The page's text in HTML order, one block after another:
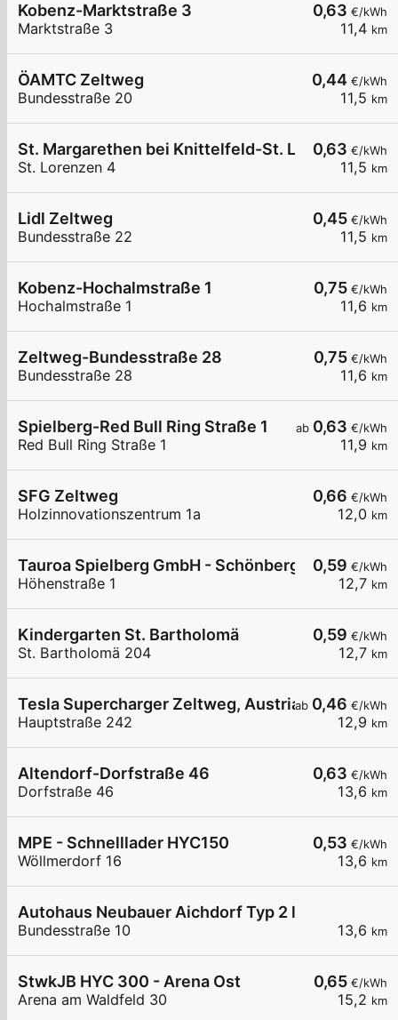
0,63 €/kWh
11,4 km
Kobenz-Marktstraße 3
Marktstraße 3
0,44 €/kWh
11,5 km
ÖAMTC Zeltweg
Bundesstraße 20
0,63 €/kWh
11,5 km
St. Margarethen bei Knittelfeld-St. Lorenzen 4
St. Lorenzen 4
0,45 €/kWh
11,5 km
Lidl Zeltweg
Bundesstraße 22
0,75 €/kWh
11,6 km
Kobenz-Hochalmstraße 1
Hochalmstraße 1
0,75 €/kWh
11,6 km
Zeltweg-Bundesstraße 28
Bundesstraße 28
ab 0,63 €/kWh
11,9 km
Spielberg-Red Bull Ring Straße 1
Red Bull Ring Straße 1
0,66 €/kWh
12,0 km
SFG Zeltweg
Holzinnovationszentrum 1a
0,59 €/kWh
12,7 km
Tauroa Spielberg GmbH - Schönberghof 1
Höhenstraße 1
0,59 €/kWh
12,7 km
Kindergarten St. Bartholomä
St. Bartholomä 204
ab 0,46 €/kWh
12,9 km
Tesla Supercharger Zeltweg, Austria
Hauptstraße 242
0,63 €/kWh
13,6 km
Altendorf-Dorfstraße 46
Dorfstraße 46
0,53 €/kWh
13,6 km
MPE - Schnelllader HYC150
Wöllmerdorf 16
13,6 km
Autohaus Neubauer Aichdorf Typ 2 links
Bundesstraße 10
0,65 €/kWh
15,2 km
StwkJB HYC 300 - Arena Ost
Arena am Waldfeld 30